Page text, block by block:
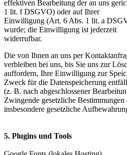
effektiven Bearbeitung der an uns
1 lit. f DSGVO) oder auf Ihrer
Einwilligung (Art. 6 Abs. 1 lit. a
wurde; die Einwilligung ist jederzeit
widerrufbar.
Die von Ihnen an uns per
verbleiben bei uns, bis Sie uns zur
auffordern, Ihre Einwilligung zur
Zweck für die Datenspeicherung
(z. B. nach abgeschlossener
Zwingende gesetzliche Bestimmungen
insbesondere gesetzliche
5. Plugins und Tools